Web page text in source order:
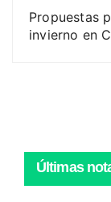
Propuestas
invierno en
Últimas